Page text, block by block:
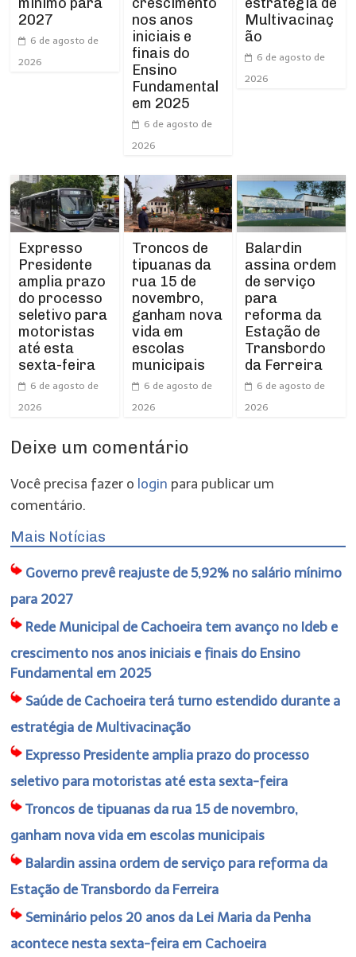
2027
6 de agosto de
2026
nos anos
iniciais e
finais do
Ensino
Fundamental
em 2025
6 de agosto de
2026
Multivacinaç
ão
6 de agosto de
2026
Expresso
Presidente
amplia prazo
do processo
seletivo para
motoristas
até esta
sexta-feira
6 de agosto de
2026
Troncos de
tipuanas da
rua 15 de
novembro,
ganham nova
vida em
escolas
municipais
6 de agosto de
2026
Balardin
assina ordem
de serviço
para
reforma da
Estação de
Transbordo
da Ferreira
6 de agosto de
2026
Deixe um comentário
Você precisa fazer o login para publicar um
comentário.
Mais Notícias
Governo prevê reajuste de 5,92% no salário mínimo
para 2027
Rede Municipal de Cachoeira tem avanço no Ideb e
crescimento nos anos iniciais e finais do Ensino
Fundamental em 2025
Saúde de Cachoeira terá turno estendido durante a
estratégia de Multivacinação
Expresso Presidente amplia prazo do processo
seletivo para motoristas até esta sexta-feira
Troncos de tipuanas da rua 15 de novembro,
ganham nova vida em escolas municipais
Balardin assina ordem de serviço para reforma da
Estação de Transbordo da Ferreira
Seminário pelos 20 anos da Lei Maria da Penha
acontece nesta sexta-feira em Cachoeira